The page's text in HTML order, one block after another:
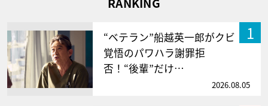
1
“ベテラン”船越英一郎がクビ
覚悟のパワハラ謝罪拒
否！“後輩”だけ…
2026.08.05